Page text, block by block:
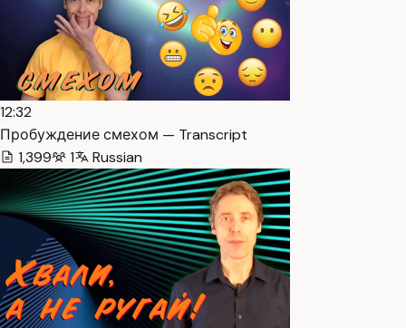
12:32
Пробуждение смехом — Transcript
1,399
1 Russian